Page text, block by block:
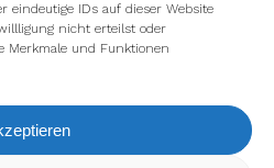
eindeutige IDs auf dieser Website
nicht erteilst oder
Merkmale und Funktionen
spotify twitch